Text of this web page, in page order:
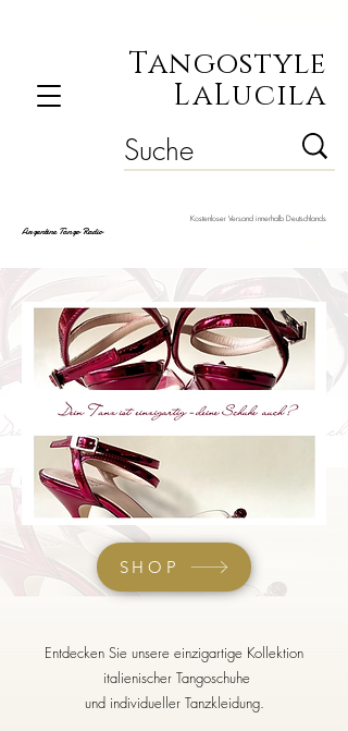
Tangostyle
LaLucila
Kostenloser Versand innerhalb Deutschlands
Argentine Tango Radio
SHOP
Entdecken Sie unsere einzigartige Kollektion
italienischer Tangoschuhe
und individueller Tanzkleidung.